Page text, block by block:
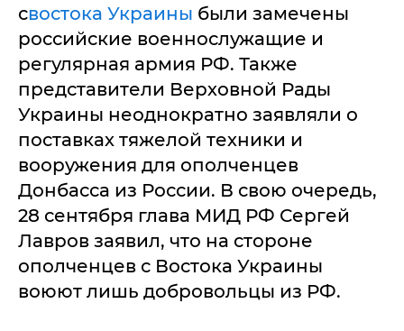
свостока Украины были замечены
российские военнослужащие и
регулярная армия РФ. Также
представители Верховной Рады
Украины неоднократно заявляли о
поставках тяжелой техники и
вооружения для ополченцев
Донбасса из России. В свою очередь,
28 сентября глава МИД РФ Сергей
Лавров заявил, что на стороне
ополченцев с Востока Украины
воюют лишь добровольцы из РФ.